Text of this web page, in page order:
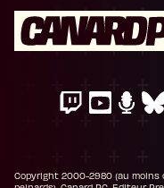
Copyright 2000-2980 (au moins